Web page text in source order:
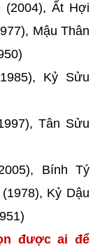
(2004), Ất Hợi
Mậu Thân
Kỷ Sửu
Tân Sửu
Bính Tý
Kỷ Dậu
được ai để